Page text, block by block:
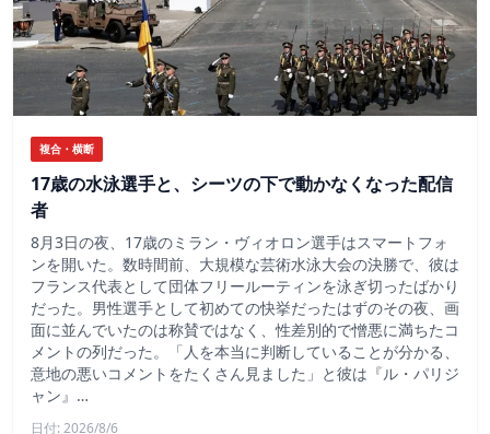
複合・横断
17歳の水泳選手と、シーツの下で動かなくなった配信
者
8月3日の夜、17歳のミラン・ヴィオロン選手はスマートフォ
ンを開いた。数時間前、大規模な芸術水泳大会の決勝で、彼は
フランス代表として団体フリールーティンを泳ぎ切ったばかり
だった。男性選手として初めての快挙だったはずのその夜、画
面に並んでいたのは称賛ではなく、性差別的で憎悪に満ちたコ
メントの列だった。「人を本当に判断していることが分かる、
意地の悪いコメントをたくさん見ました」と彼は『ル・パリジ
ャン』…
日付: 2026/8/6